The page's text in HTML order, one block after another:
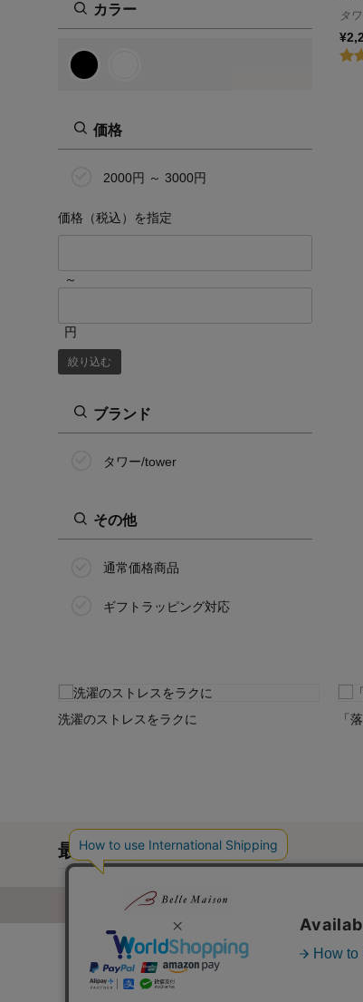
カラー
価格
2000円 ～ 3000円
価格（税込）を指定
～
円
絞り込む
ブランド
タワー/tower
その他
通常価格商品
ギフトラッピング対応
タ
洗濯のストレスをラクに 「
最近チェックした商品
通販カタログ・通信販売